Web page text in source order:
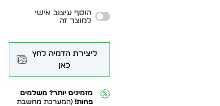
הוסף עיצוב אישי
למוצר זה
ליצירת הדמיה לחץ
כאן
מזמינים יותר? משלמים
פחות! (המערכת מחשבת